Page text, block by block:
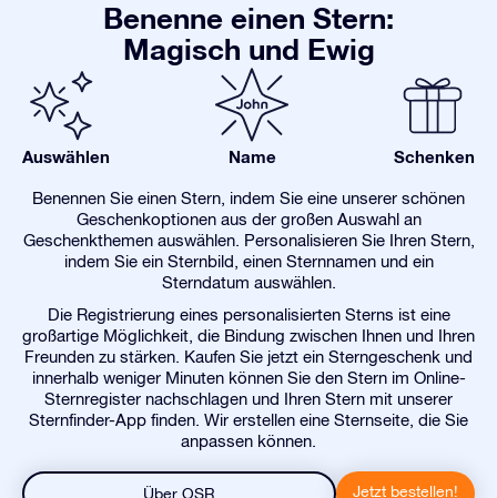
Benenne einen Stern:
Magisch und Ewig
Auswählen Name Schenken
Benennen Sie einen Stern, indem Sie eine unserer schönen
Geschenkoptionen aus der großen Auswahl an
Geschenkthemen auswählen. Personalisieren Sie Ihren Stern,
indem Sie ein Sternbild, einen Sternnamen und ein
Sterndatum auswählen.
Die Registrierung eines personalisierten Sterns ist eine
großartige Möglichkeit, die Bindung zwischen Ihnen und Ihren
Freunden zu stärken. Kaufen Sie jetzt ein Sterngeschenk und
innerhalb weniger Minuten können Sie den Stern im Online-
Sternregister nachschlagen und Ihren Stern mit unserer
Sternfinder-App finden. Wir erstellen eine Sternseite, die Sie
anpassen können.
Über OSR Jetzt bestellen!